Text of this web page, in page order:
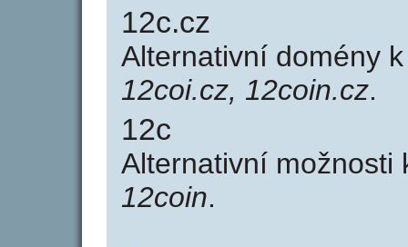
12c.cz
Alternativní domény
12coi.cz, 12coin.cz.
12c
Alternativní možnosti
12coin.